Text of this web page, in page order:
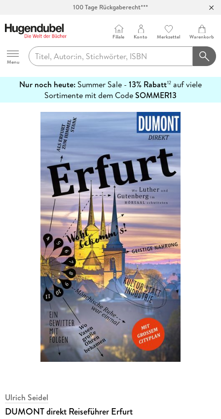
100 Tage Rückgaberecht***
Hugendubel
Menu
Filiale Konto Merkzettel Warenkorb
Nur noch heute: Summer Sale - 13% Rabatt12 auf viele
Sortimente mit dem CodeSOMMER13
erfahren
Ulrich Seidel
DUMONT direkt Reiseführer Erfurt